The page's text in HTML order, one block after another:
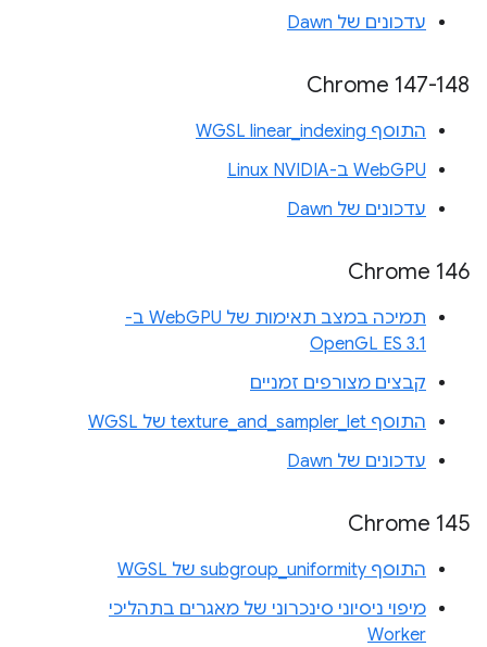
עדכונים של Dawn
‫Chrome 147-148
התוסף WGSL linear_indexing
WebGPU ב-Linux NVIDIA
עדכונים של Dawn
Chrome 146
תמיכה במצב תאימות של WebGPU ב-
OpenGL ES 3.1
קבצים מצורפים זמניים
התוסף texture_and_sampler_let של WGSL
עדכונים של Dawn
Chrome 145
התוסף subgroup_uniformity של WGSL
מיפוי ניסיוני סינכרוני של מאגרים בתהליכי
Worker